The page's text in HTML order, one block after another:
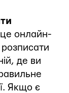
це онлайн-
де ви
Якщо є